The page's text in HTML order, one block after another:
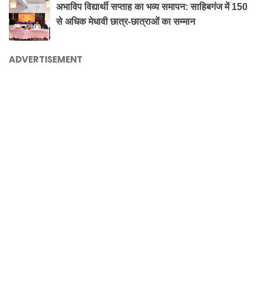
अभाविप विद्यार्थी सप्ताह का भव्य समापन: साहिबगंज में 150
से अधिक मेधावी छात्र-छात्राओं का सम्मान
ADVERTISEMENT